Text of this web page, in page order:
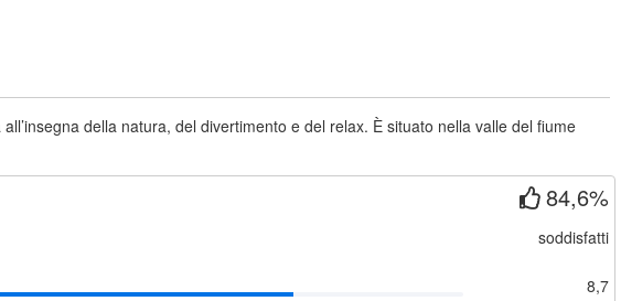
della natura, del divertimento e del relax. È situato nella valle del fiume
84,6%
soddisfatti
8,7